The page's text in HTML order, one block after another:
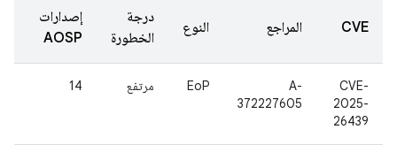
CVE المراجع النوع
درجة
الخطورة
إصدارات
AOSP
CVE-
2025-
26439
A-
372227605
EoP مرتفع 14